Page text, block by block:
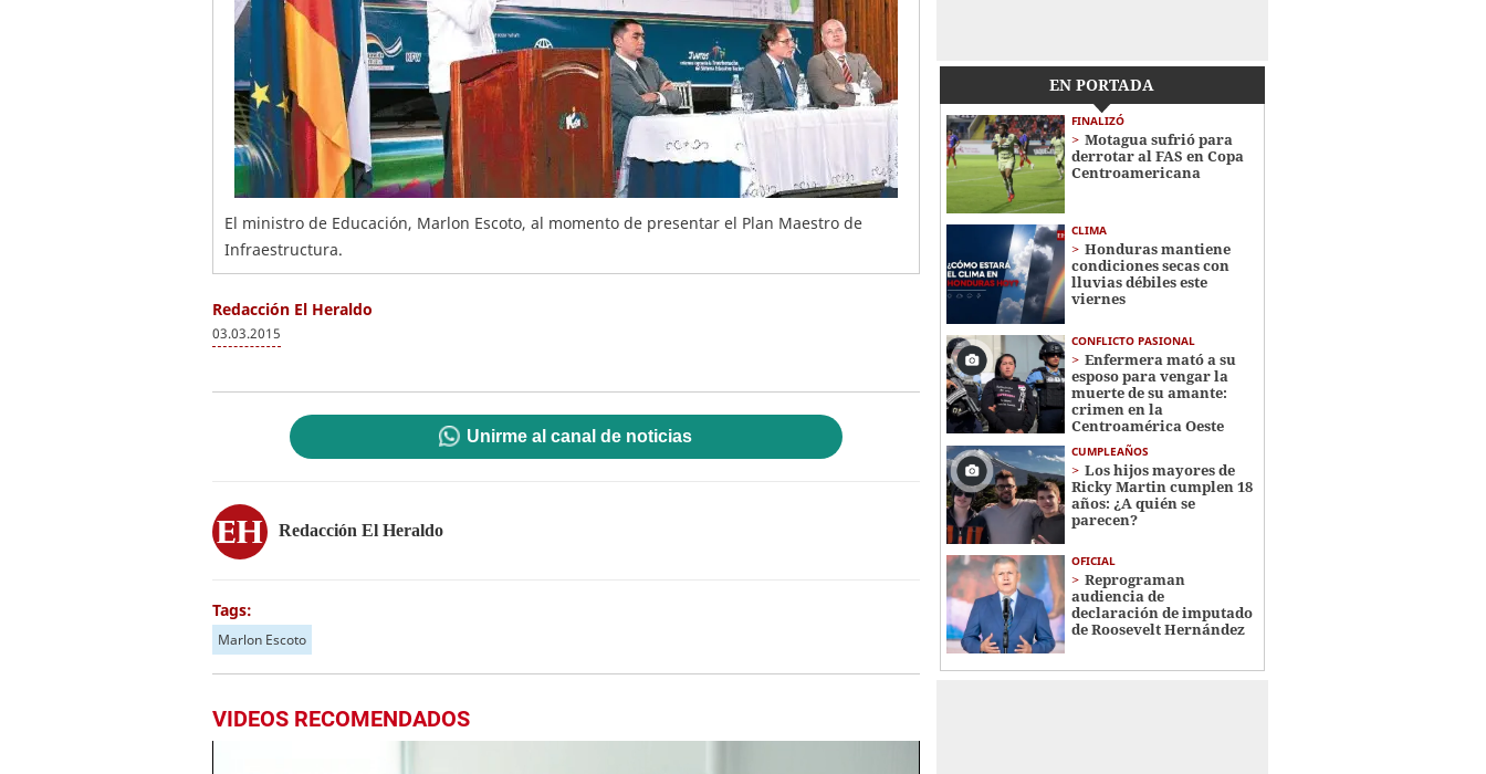
El ministro de Educación, Marlon Escoto, al momento de presentar el Plan Maestro de
Infraestructura.
Redacción El Heraldo
03.03.2015
Unirme al canal de noticias
Redacción El Heraldo
Tags:
Marlon Escoto
VIDEOS RECOMENDADOS
EN PORTADA
FINALIZÓ
Motagua sufrió para
derrotar al FAS en Copa
Centroamericana
CLIMA
Honduras mantiene
condiciones secas con
lluvias débiles este
viernes
CONFLICTO PASIONAL
Enfermera mató a su
esposo para vengar la
muerte de su amante:
crimen en la
Centroamérica Oeste
CUMPLEAÑOS
Los hijos mayores de
Ricky Martin cumplen 18
años: ¿A quién se
parecen?
OFICIAL
Reprograman
audiencia de
declaración de imputado
de Roosevelt Hernández